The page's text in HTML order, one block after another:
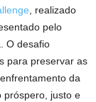
, realizado
pelo
O desafio
para preservar as
da
próspero, justo e